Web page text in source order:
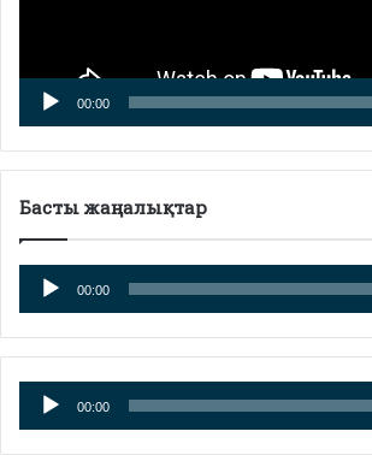
00:00
Басты жаңалықтар
Аудиоплеер
00:00
Аудиоплеер
00:00